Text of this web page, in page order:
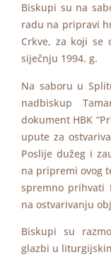
Biskupi su na
radu na pripravi
Crkve, za koji se
siječnju 1994. g.
Na saboru u
nadbiskup
dokument HBK
upute za
Poslije dužeg i
na pripremi ovog
spremno prihvati
na ostvarivanju
Biskupi su
glazbi u